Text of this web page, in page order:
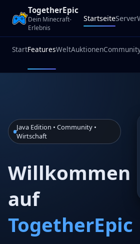
TogetherEpic
Dein Minecraft-
Erlebnis
StartseiteServer
StartFeaturesWeltAuktionen
Java Edition • Community •
Wirtschaft
Willkommen
auf
TogetherEpic